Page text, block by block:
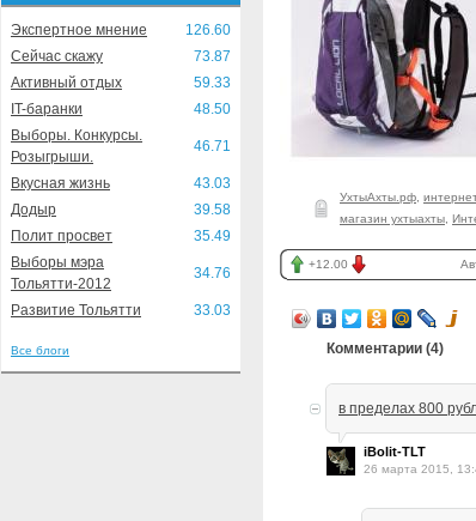
Экспертное мнение
126.60
Сейчас скажу
73.87
Активный отдых
59.33
IT-баранки
48.50
Выборы. Конкурсы.
Розыгрыши.
46.71
Вкусная жизнь
43.03
Додыр
39.58
Полит просвет
35.49
Выборы мэра
Тольятти-2012
34.76
Развитие Тольятти 33.03
Все блоги
УхтыАхты.рф
магазин ухтыахты
+12.00
Комментарии (4)
в пределах 800
iBolit-TLT
26 марта 2015,